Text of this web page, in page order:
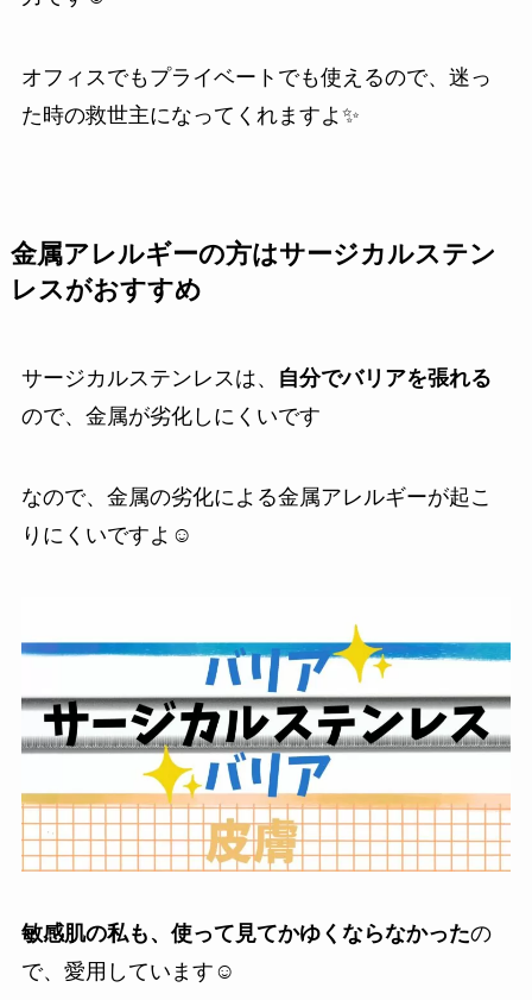
オフィスでもプライベートでも使えるので、迷っ
た時の救世主になってくれますよ✨️
金属アレルギーの方はサージカルステン
レスがおすすめ
サージカルステンレスは、
自分でバリアを張れる
ので、金属が劣化しにくいです
なので、金属の劣化による金属アレルギーが起こ
りにくいですよ☺️
敏感肌の私も、使って見てかゆくならなかったの
で、愛用しています☺️